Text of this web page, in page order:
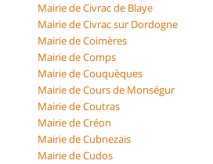
Mairie de Civrac de Blaye
Mairie de Civrac sur Dordogne
Mairie de Coimères
Mairie de Comps
Mairie de Couquèques
Mairie de Cours de Monségur
Mairie de Coutras
Mairie de Créon
Mairie de Cubnezais
Mairie de Cudos